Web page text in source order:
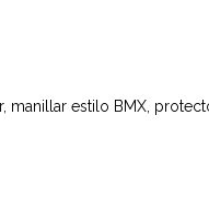
estilo BMX,